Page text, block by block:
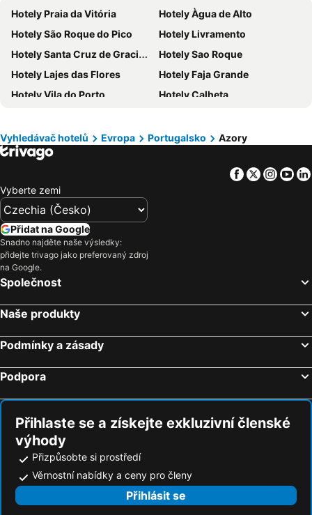
Hotely Polsko
Hotely Albánie
Hotely Egypt
Hotely Kypr
Hotely Gran Canaria
Hotely Vysočina
Hotely Jeseníky
Hotely Istrie
Hotely Emilia-Romagna
Hotely Španělsko
Hotely Slovinsko
Hotely Wolfgangsee
Hotely Maledivy
Hotely Praia da Vitória
Hotely Àgua de Alto
Hotely São Roque do Pico
Hotely Livramento
Hotely Santa Cruz de Graciosa
Hotely Sao Roque
Hotely Lajes das Flores
Hotely Faja Grande
Hotely Vila do Porto
Hotely Calheta
Hotely Santa Cruz das Flores
Hotely Madalena
Hotely Velas
Hotely Mosteiros
Hotely Faja Grande
Hotely Sao Pedro
Hotely Biscoitos
Hotely Castelo Branco
Hotely Praia
Vyhledávač hotelů Evropa Portugalsko Azory
Facebook
Twitter
Vyberte zemi
Přidat na Google
Snadno najděte naše výsledky:
přidejte trivago jako preferovaný zdroj
na Google.
Společnost
Naše produkty
Podmínky a zásady
Podpora
Přihlaste se a získejte exkluzivní členské
výhody
Přizpůsobte si prostředí
Věrnostní nabídky a ceny pro členy
Přihlásit se